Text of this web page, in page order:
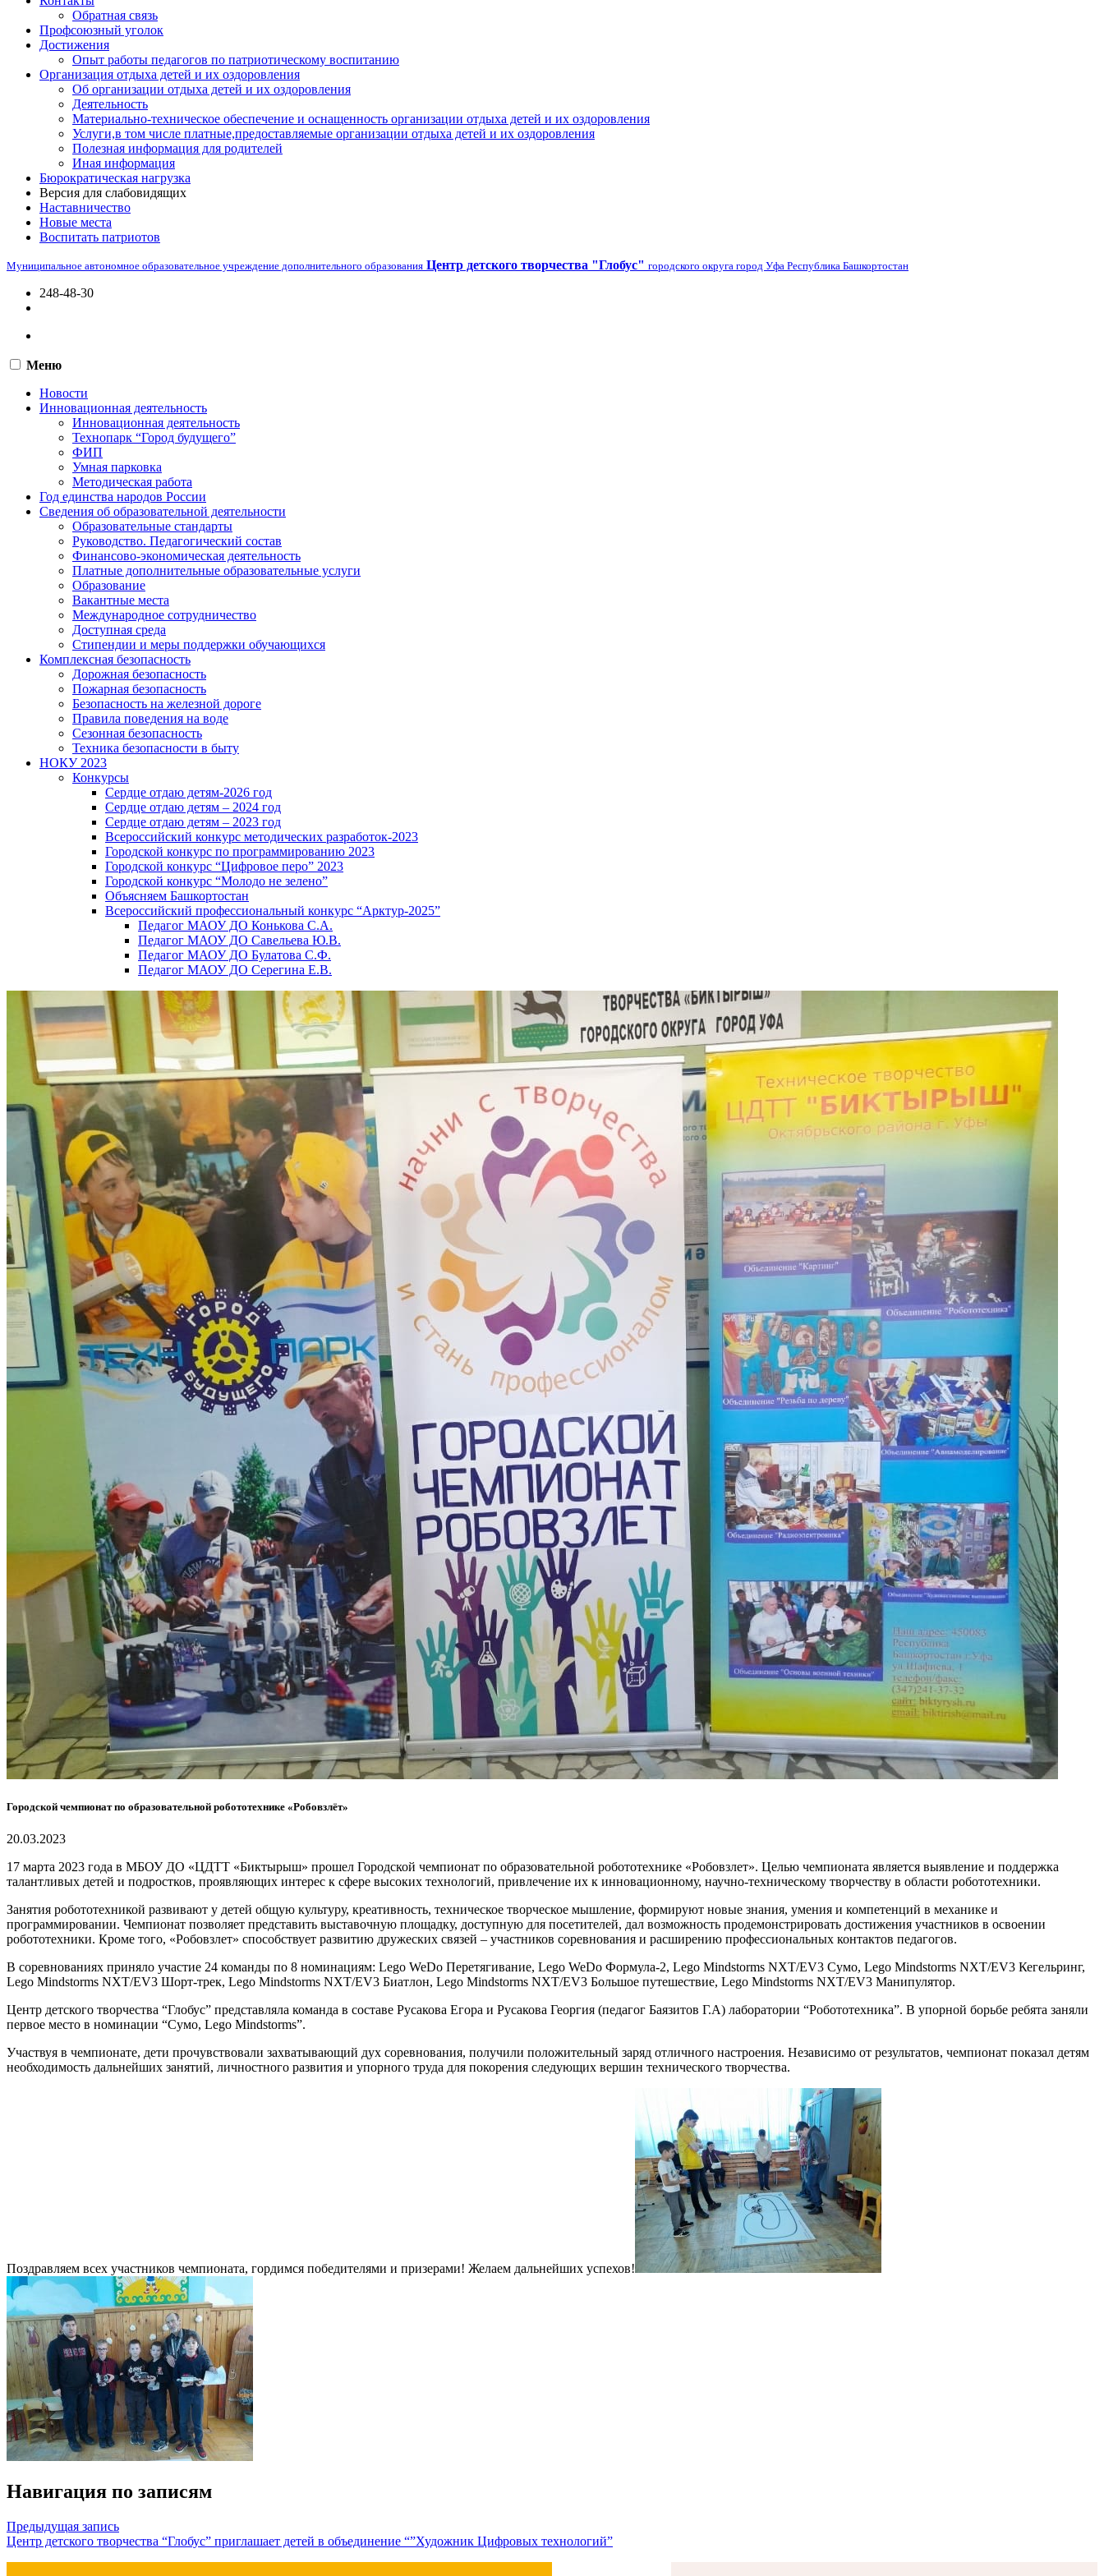
Обратная связь
Профсоюзный уголок
Достижения
Опыт работы педагогов по патриотическому воспитанию
Организация отдыха детей и их оздоровления
Об организации отдыха детей и их оздоровления
Деятельность
Материально-техническое обеспечение и оснащенность организации отдыха детей и их оздоровления
Услуги,в том числе платные,предоставляемые организации отдыха детей и их оздоровления
Полезная информация для родителей
Иная информация
Бюрократическая нагрузка
Версия для слабовидящих
Наставничество
Новые места
Воспитать патриотов
Муниципальное автономное образовательное учреждение дополнительного образования Центр детского творчества "Глобус" городского округа город Уфа Республика Башкортостан
248-48-30
Меню
Новости
Инновационная деятельность
Инновационная деятельность
Технопарк “Город будущего”
ФИП
Умная парковка
Методическая работа
Год единства народов России
Сведения об образовательной деятельности
Образовательные стандарты
Руководство. Педагогический состав
Финансово-экономическая деятельность
Платные дополнительные образовательные услуги
Образование
Вакантные места
Международное сотрудничество
Доступная среда
Стипендии и меры поддержки обучающихся
Комплексная безопасность
Дорожная безопасность
Пожарная безопасность
Безопасность на железной дороге
Правила поведения на воде
Сезонная безопасность
Техника безопасности в быту
НОКУ 2023
Конкурсы
Сердце отдаю детям-2026 год
Сердце отдаю детям – 2024 год
Сердце отдаю детям – 2023 год
Всероссийский конкурс методических разработок-2023
Городской конкурс по программированию 2023
Городской конкурс “Цифровое перо” 2023
Городской конкурс “Молодо не зелено”
Объясняем Башкортостан
Всероссийский профессиональный конкурс “Арктур-2025”
Педагог МАОУ ДО Конькова С.А.
Педагог МАОУ ДО Савельева Ю.В.
Педагог МАОУ ДО Булатова С.Ф.
Педагог МАОУ ДО Серегина Е.В.
Городской чемпионат по образовательной робототехнике «Робовзлёт»
20.03.2023
17 марта 2023 года в МБОУ ДО «ЦДТТ «Биктырыш» прошел Городской чемпионат по образовательной робототехнике «Робовзлет». Целью чемпионата является выявление и поддержка
талантливых детей и подростков, проявляющих интерес к сфере высоких технологий, привлечение их к инновационному, научно-техническому творчеству в области робототехники.
Занятия робототехникой развивают у детей общую культуру, креативность, техническое творческое мышление, формируют новые знания, умения и компетенций в механике и
программировании. Чемпионат позволяет представить выставочную площадку, доступную для посетителей, дал возможность продемонстрировать достижения участников в освоении
робототехники. Кроме того, «Робовзлет» способствует развитию дружеских связей – участников соревнования и расширению профессиональных контактов педагогов.
В соревнованиях приняло участие 24 команды по 8 номинациям: Lego WeDo Перетягивание, Lego WeDo Формула-2, Lego Mindstorms NXT/EV3 Сумо, Lego Mindstorms NXT/EV3 Кегельринг,
Lego Mindstorms NXT/EV3 Шорт-трек, Lego Mindstorms NXT/EV3 Биатлон, Lego Mindstorms NXT/EV3 Большое путешествие, Lego Mindstorms NXT/EV3 Манипулятор.
Центр детского творчества “Глобус” представляла команда в составе Русакова Егора и Русакова Георгия (педагог Баязитов Г.А) лаборатории “Робототехника”. В упорной борьбе ребята заняли
первое место в номинации “Сумо, Lego Mindstorms”.
Участвуя в чемпионате, дети прочувствовали захватывающий дух соревнования, получили положительный заряд отличного настроения. Независимо от результатов, чемпионат показал детям
необходимость дальнейших занятий, личностного развития и упорного труда для покорения следующих вершин технического творчества.
Поздравляем всех участников чемпионата, гордимся победителями и призерами! Желаем дальнейших успехов!
Навигация по записям
Предыдущая запись
Центр детского творчества “Глобус” приглашает детей в объединение “”Художник Цифровых технологий”